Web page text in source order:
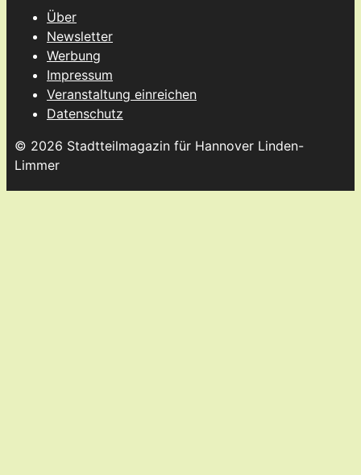
Über
Newsletter
Werbung
Impressum
Veranstaltung einreichen
Datenschutz
© 2026 Stadtteilmagazin für Hannover Linden-
Limmer